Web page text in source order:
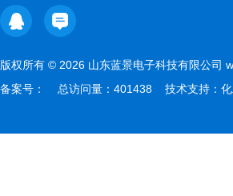
版权所有 © 2026 山东蓝景电子科技有限公司
备案号：
总访问量：401438 技术支持：